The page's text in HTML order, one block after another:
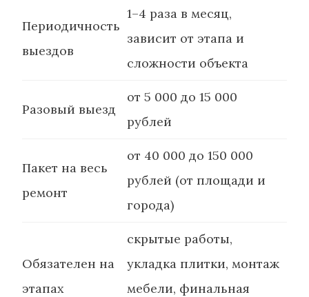
Периодичность
выездов
1–4 раза в месяц,
зависит от этапа и
сложности объекта
Разовый выезд
от 5 000 до 15 000
рублей
Пакет на весь
ремонт
от 40 000 до 150 000
рублей (от площади и
города)
Обязателен на
этапах
скрытые работы,
укладка плитки, монтаж
мебели, финальная